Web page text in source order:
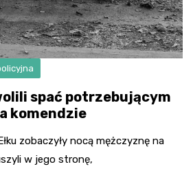
spać potrzebującym
komendzie
zobaczyły nocą mężczyznę na
w jego stronę,